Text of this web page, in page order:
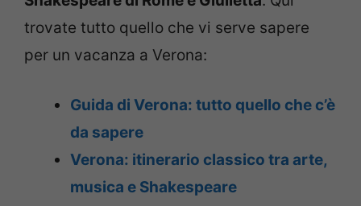
trovate tutto quello che vi serve sapere
per un vacanza a Verona:
Guida di Verona: tutto quello che c’è
da sapere
Verona: itinerario classico tra arte,
musica e Shakespeare